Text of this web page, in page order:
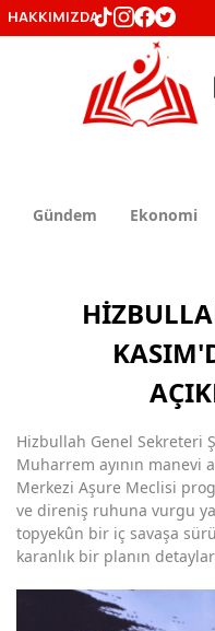
Gündem Ekonomi
Hizbullah Genel Sekreteri
Muharrem ayının
Merkezi Aşure Meclisi
ve direniş ruhuna vurgu
topyekûn bir iç savaşa
karanlık bir planın
HAKKIMIZDA